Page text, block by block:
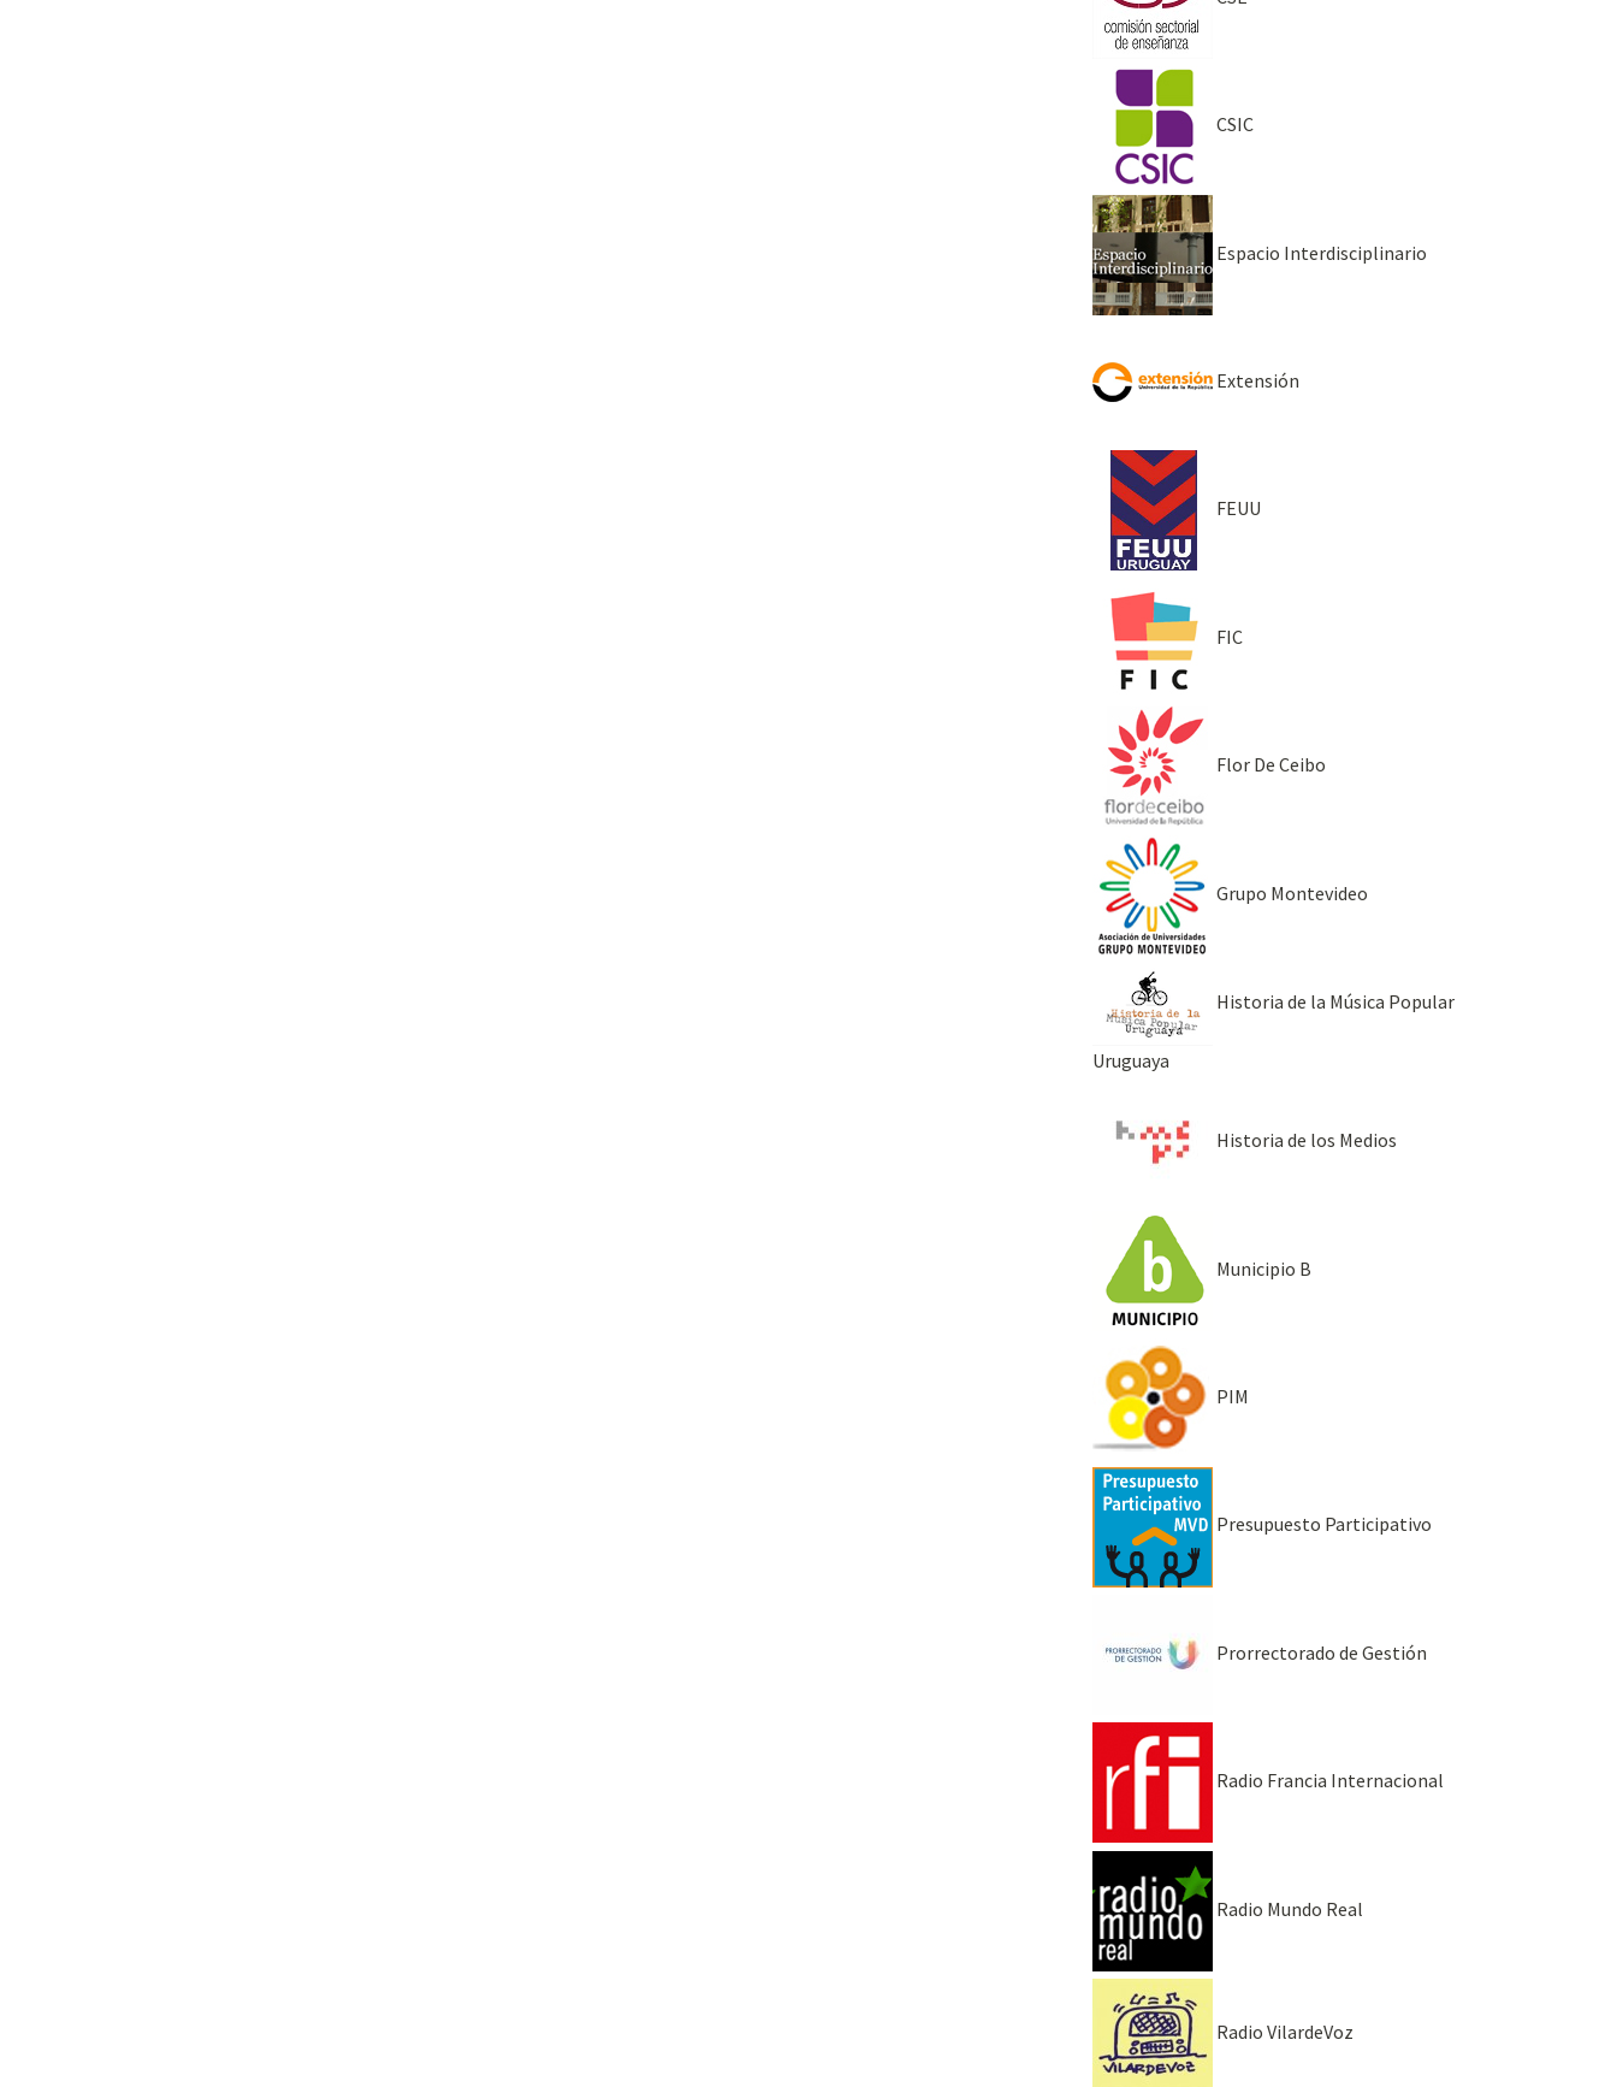
CSIC
Espacio Interdisciplinario
Extensión
FEUU
FIC
Flor De Ceibo
Grupo Montevideo
Historia de la Música Popular
Uruguaya
Historia de los Medios
Municipio B
PIM
Presupuesto Participativo
Prorrectorado de Gestión
Radio Francia Internacional
Radio Mundo Real
Radio VilardeVoz